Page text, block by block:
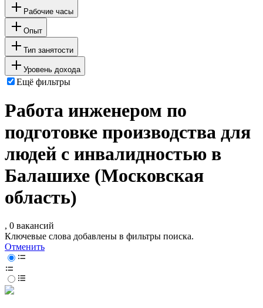
Рабочие часы
Опыт
Тип занятости
Уровень дохода
Ещё фильтры
Работа инженером по
подготовке производства для
людей с инвалидностью в
Балашихе (Московская
область)
, 0 вакансий
Ключевые слова добавлены в фильтры поиска.
Отменить